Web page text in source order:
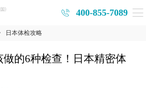
400-855-7089
日本体检攻略
的6种检查！日本精密体